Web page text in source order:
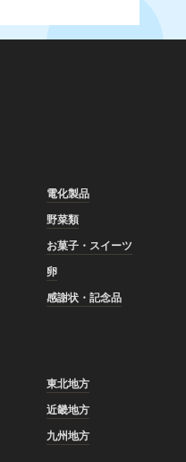
電化製品
野菜類
お菓子・スイーツ
卵
感謝状・記念品
東北地方
近畿地方
九州地方